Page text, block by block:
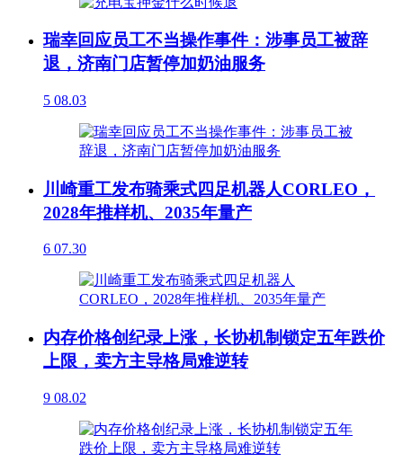
瑞幸回应员工不当操作事件：涉事员工被辞
退，济南门店暂停加奶油服务
5 08.03
川崎重工发布骑乘式四足机器人CORLEO，
2028年推样机、2035年量产
6 07.30
内存价格创纪录上涨，长协机制锁定五年跌价
上限，卖方主导格局难逆转
9 08.02